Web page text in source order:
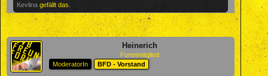
Kevlina gefällt das.
Heinerich
Forenmitglied
ModeratorIn
BFD - Vorstand